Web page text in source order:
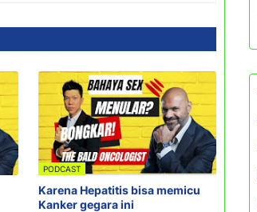
PODCAST
Karena Hepatitis bisa memicu
Kanker gegara ini